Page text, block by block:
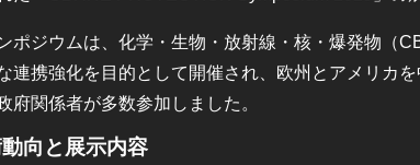
ポジウムは、化学・生物・放射線・核・爆発物（
連携強化を目的として開催され、欧州とアメリカ
府関係者が多数参加しました。
向と展示内容